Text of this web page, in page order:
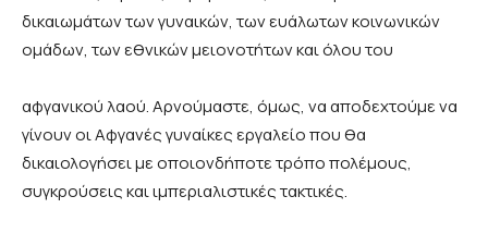
δικαιωμάτων των γυναικών, των ευάλωτων κοινωνικών
ομάδων, των εθνικών μειονοτήτων και όλου του
αφγανικού λαού. Αρνούμαστε, όμως, να αποδεχτούμε να
γίνουν οι Αφγανές γυναίκες εργαλείο που θα
δικαιολογήσει με οποιονδήποτε τρόπο πολέμους,
συγκρούσεις και ιμπεριαλιστικές τακτικές.